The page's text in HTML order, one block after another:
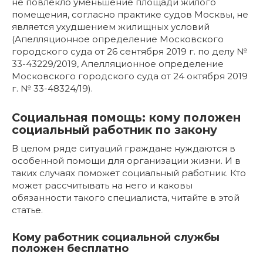
помещения, согласно практике судов Москвы, не
является ухудшением жилищных условий
(Апелляционное определение Московского
городского суда от 26 сентября 2019 г. по делу №
33-43229/2019, Апелляционное определение
Московского городского суда от 24 октября 2019
г. № 33-48324/19).
Социальная помощь: кому положен
социальный работник по закону
В целом ряде ситуаций граждане нуждаются в
особенной помощи для организации жизни. И в
таких случаях поможет социальный работник. Кто
может рассчитывать на него и каковы
обязанности такого специалиста, читайте в этой
статье.
Кому работник социальной службы
положен бесплатно